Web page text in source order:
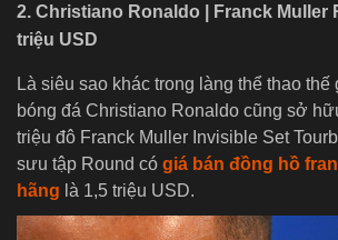
2. Christiano Ronaldo | Franck
triệu USD
Là siêu sao khác trong làng thể thao
bóng đá Christiano Ronaldo cũng sở
triệu đô Franck Muller Invisible Set
sưu tập Round có giá bán đồng hồ
hãng là 1,5 triệu USD.